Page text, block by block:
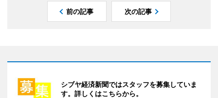
前の記事 次の記事
シブヤ経済新聞ではスタッフを募集していま
す。詳しくはこちらから。